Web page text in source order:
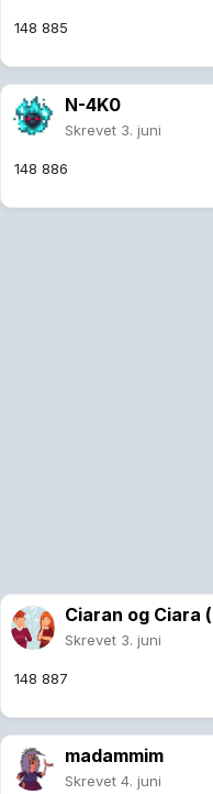
148 885
N-4K0
Skrevet 3. juni
148 886
Ciaran og Ciara
Skrevet 3. juni
148 887
madammim
Skrevet 4. juni